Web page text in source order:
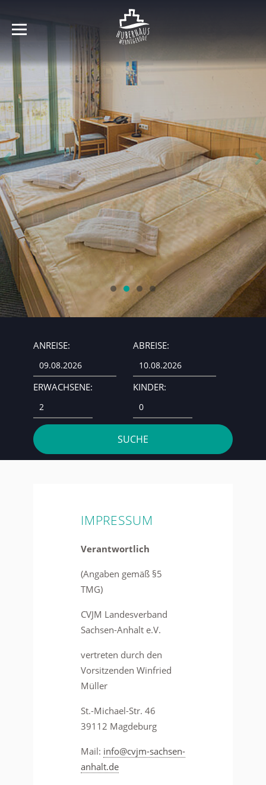
ANREISE: ABREISE:
ERWACHSENE: KINDER:
IMPRESSUM
Verantwortlich
(Angaben gemäß §5
TMG)
CVJM Landesverband
Sachsen-Anhalt e.V.
vertreten durch den
Vorsitzenden Winfried
Müller
St.-Michael-Str. 46
39112 Magdeburg
Mail: info@cvjm-sachsen-
anhalt.de